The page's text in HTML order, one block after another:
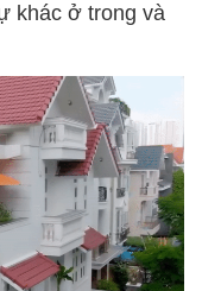
khác ở trong và